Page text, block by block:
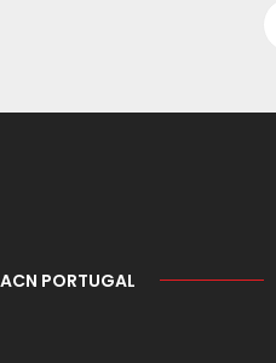
PORTUGAL